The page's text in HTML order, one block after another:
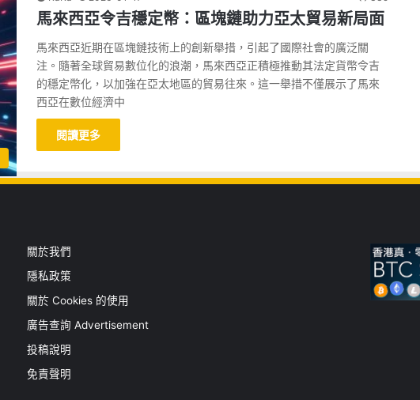
馬來西亞令吉穩定幣：區塊鏈助力亞太貿易新局面
馬來西亞近期在區塊鏈技術上的創新舉措，引起了國際社會的廣泛關
注。隨著全球貿易數位化的浪潮，馬來西亞正積極推動其法定貨幣令吉
的穩定幣化，以加強在亞太地區的貿易往來。這一舉措不僅展示了馬來
西亞在數位經濟中
閱讀更多
關於我們
隱私政策
關於 Cookies 的使用
廣告查詢 Advertisement
投稿說明
免責聲明